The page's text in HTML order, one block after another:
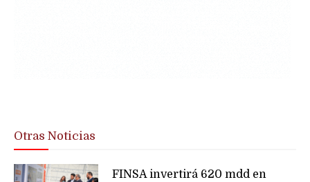
Otras Noticias
FINSA invertirá 620 mdd en